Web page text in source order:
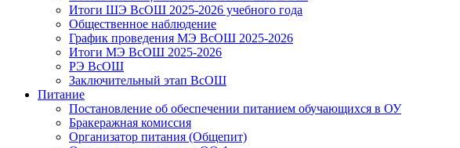
Итоги ШЭ ВсОШ 2025-2026 учебного года
Общественное наблюдение
График проведения МЭ ВсОШ 2025-2026
Итоги МЭ ВсОШ 2025-2026
РЭ ВсОШ
Заключительный этап ВсОШ
Питание
Постановление об обеспечении питанием обучающихся в ОУ
Бракеражная комиссия
Организатор питания (Общепит)